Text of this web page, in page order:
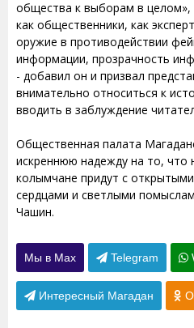
общества к выборам в целом»,
как общественники, как
оружие в противодействии
информации, прозрачность
- добавил он и призвал
внимательно относиться к
вводить в заблуждение
Общественная палата
искреннюю надежду на то, что
колымчане придут с
сердцами и светлыми
Чашин.
Мы в Max Telegram
Интересный Магадан